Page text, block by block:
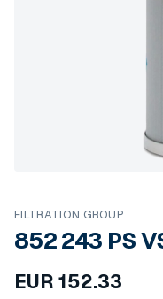
FILTRATION GROUP
852 243 PS
EUR 152.33